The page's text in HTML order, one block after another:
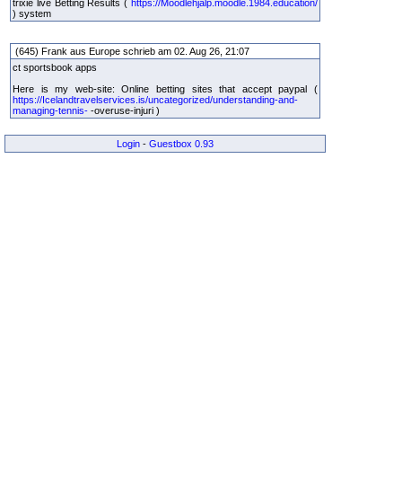
trixie live Betting Results ( https://Moodlehjalp.moodle.1984.education/
) system
(645) Frank aus Europe schrieb am 02. Aug 26, 21:07
ct sportsbook apps
Here is my web-site: Online betting sites that accept paypal (
https://Icelandtravelservices.is/uncategorized/understanding-and-
managing-tennis- -overuse-injuri )
Login - Guestbox 0.93